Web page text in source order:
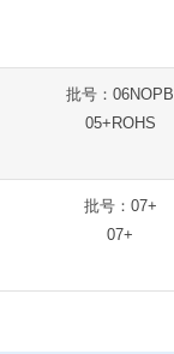
批号：06NOPB
05+ROHS
批号：07+
07+